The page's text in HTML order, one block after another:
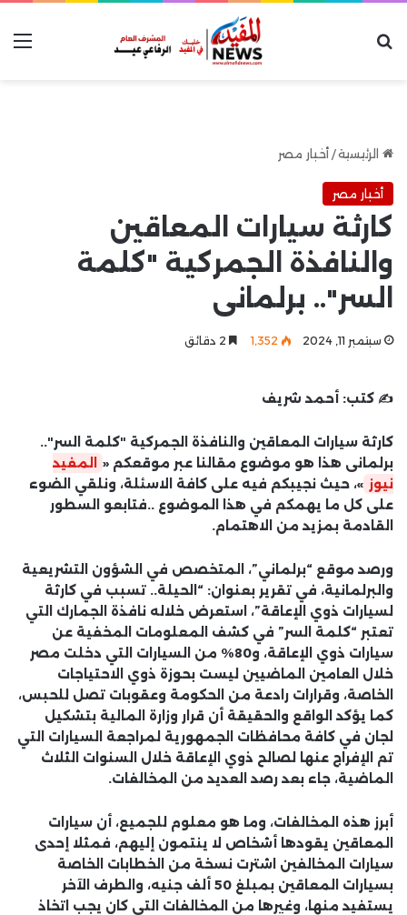
الرئيسية/ أخبار مصر
أخبار مصر
كارثة سيارات المعاقين
والنافذة الجمركية "كلمة
السر".. برلمانى
سبتمبر 11, 2024 1٬352
✍️ كتب: أحمد شريف
كارثة سيارات المعاقين والنافذة الجمركية "كلمة السر"..
برلمانى هذا هو موضوع مقالنا عبر موقعكم «
المفيد
نيوز »، حيث نجيبكم فيه على كافة الاسئلة، ونلقي الضوء
على كل ما يهمكم في هذا الموضوع ..فتابعو السطور
القادمة بمزيد من الاهتمام.
ورصد موقع “برلماني”، المتخصص في الشؤون التشريعية
والبرلمانية، في تقرير بعنوان: “الحيلة.. تسبب في كارثة
لسيارات ذوي الإعاقة”، استعرض خلاله نافذة الجمارك التي
تعتبر “كلمة السر” في كشف المعلومات المخفية عن
سيارات ذوي الإعاقة، و80% من السيارات التي دخلت مصر
خلال العامين الماضيين ليست بحوزة ذوي الاحتياجات
الخاصة، وقرارات رادعة من الحكومة وعقوبات تصل للحبس،
كما يؤكد الواقع والحقيقة أن قرار وزارة المالية بتشكيل
لجان في كافة محافظات الجمهورية لمراجعة السيارات التي
تم الإفراج عنها لصالح ذوي الإعاقة خلال السنوات الثلاث
الماضية، جاء بعد رصد العديد من المخالفات.
أبرز هذه المخالفات، وما هو معلوم للجميع، أن سيارات
المعاقين يقودها أشخاص لا ينتمون إليهم، فمثلا إحدى
سيارات المخالفين اشترت نسخة من الخطابات الخاصة
بسيارات المعاقين بمبلغ 50 ألف جنيه، والطرف الآخر
يستفيد منها، وغيرها من المخالفات التي كان يجب اتخاذ